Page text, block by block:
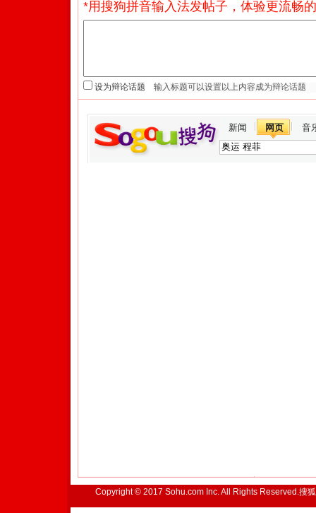
*用搜狗拼音输入法发帖子，体验更流畅
设为辩论话题
新闻 网页 音
Copyright © 2017 Sohu.com Inc. All Rights Reserved.搜